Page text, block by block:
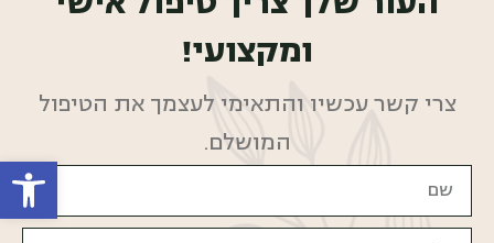
פתח
ומקצועי!
צרי קשר עכשיו והתאימי לעצמך את הטיפול
המושלם.